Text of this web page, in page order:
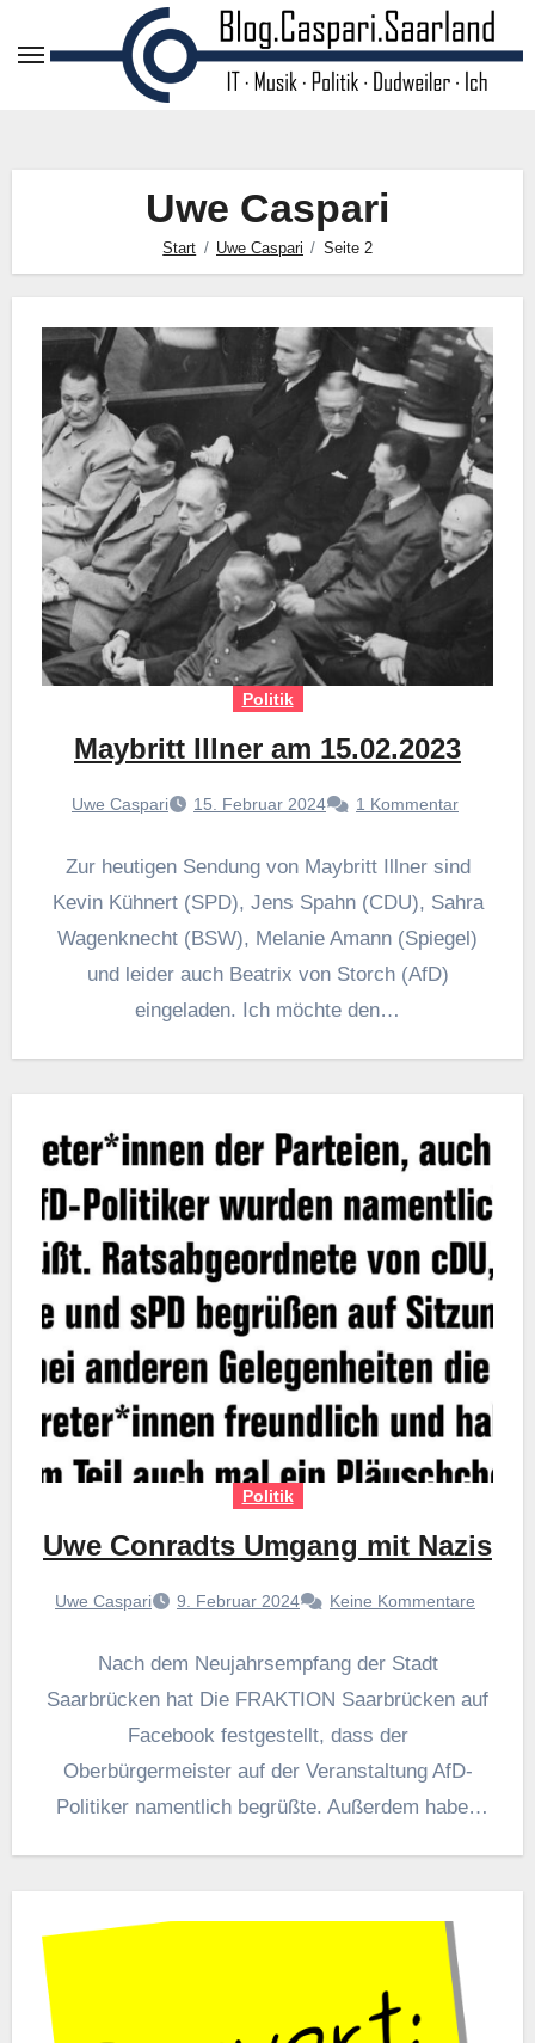
Inhalt
Uwe Caspari
Start Uwe Caspari Seite 2
Politik
Maybritt Illner am 15.02.2023
Uwe Caspari 15. Februar 2024 1 Kommentar
Zur heutigen Sendung von Maybritt Illner sind
Kevin Kühnert (SPD), Jens Spahn (CDU), Sahra
Wagenknecht (BSW), Melanie Amann (Spiegel)
und leider auch Beatrix von Storch (AfD)
eingeladen. Ich möchte den…
Politik
Uwe Conradts Umgang mit Nazis
Uwe Caspari 9. Februar 2024 Keine Kommentare
Nach dem Neujahrsempfang der Stadt
Saarbrücken hat Die FRAKTION Saarbrücken auf
Facebook festgestellt, dass der
Oberbürgermeister auf der Veranstaltung AfD-
Politiker namentlich begrüßte. Außerdem haben